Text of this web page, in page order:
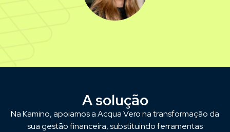
A solução
Na Kamino, apoiamos a Acqua Vero na transformação da
sua gestão financeira, substituindo ferramentas